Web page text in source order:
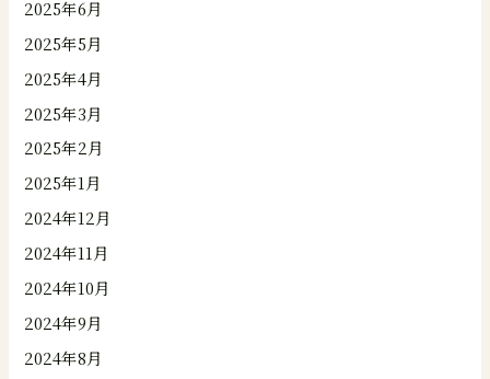
2025年6月
2025年5月
2025年4月
2025年3月
2025年2月
2025年1月
2024年12月
2024年11月
2024年10月
2024年9月
2024年8月